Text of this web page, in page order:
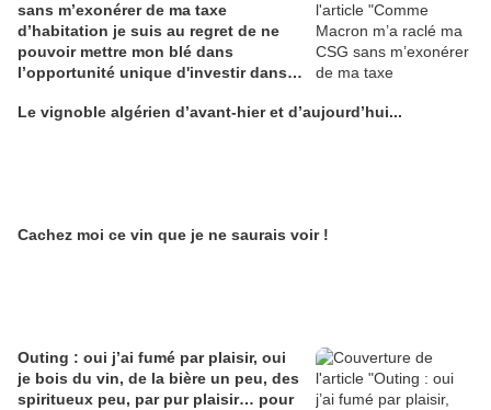
sans m’exonérer de ma taxe
d’habitation je suis au regret de ne
pouvoir mettre mon blé dans
l’opportunité unique d'investir dans
Alain Edouard
Le vignoble algérien d’avant-hier et d’aujourd’hui...
Cachez moi ce vin que je ne saurais voir !
Outing : oui j’ai fumé par plaisir, oui
je bois du vin, de la bière un peu, des
spiritueux peu, par pur plaisir… pour